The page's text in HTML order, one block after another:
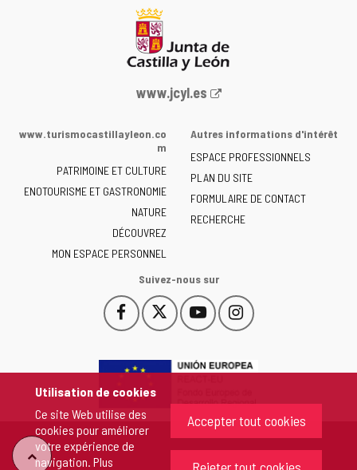
Utilisation de cookies
Ce site Web utilise des
cookies pour améliorer
votre expérience de
navigation. Plus
Accepter tout cookies
Portail
la
de
Castilla
y
León
-
www.jcyl.es
www.turismocastillayleon.co
m
PATRIMOINE ET CULTURE
ENOTOURISME ET GASTRONOMIE
NATURE
DÉCOUVREZ
MON ESPACE PERSONNEL
Autres informations d'intérêt
ESPACE PROFESSIONNELS
PLAN DU SITE
FORMULAIRE DE CONTACT
RECHERCHE
Suivez-nous sur
Facebook
Este
enlace
abrirá
una
ventana
nueva.
Este
enlace
abrirá
ventana
nueva.
YouTube
Este
enlace
abrirá
ventana
nueva.
Instagram
Este
enlace
abrirá
ventana
nueva.
"Retour